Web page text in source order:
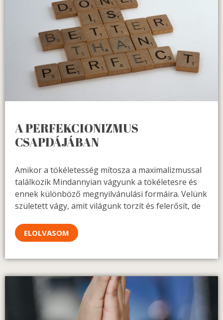
A PERFEKCIONIZMUS
CSAPDÁJÁBAN
Amikor a tökéletesség mítosza a maximalizmussal
találkozik Mindannyian vágyunk a tökéletesre és
ennek különböző megnyilvánulási formáira. Velünk
született vágy, amit világunk torzít és felerősít, de
ELOLVASOM